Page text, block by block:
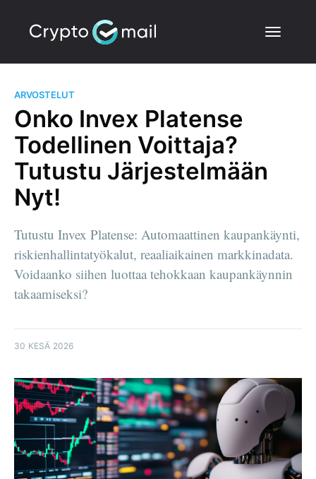
ARVOSTELUT
Onko Invex Platense
Todellinen Voittaja?
Tutustu Järjestelmään
Nyt!
Tutustu Invex Platense: Automaattinen kaupankäynti,
riskienhallintatyökalut, reaaliaikainen markkinadata.
Voidaanko siihen luottaa tehokkaan kaupankäynnin
takaamiseksi?
30 KESÄ 2026